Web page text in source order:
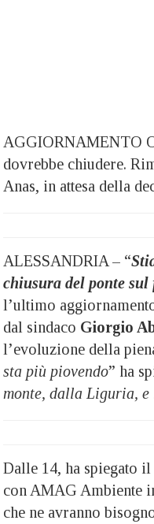
AGGIORNAMENTO
dovrebbe chiudere.
Anas, in attesa della
ALESSANDRIA – “
chiusura del ponte
l’ultimo
dal sindaco Giorgio
l’evoluzione della
sta più piovendo” ha
monte, dalla Liguria, e
Dalle 14, ha spiegato
con AMAG Ambiente
che ne avranno